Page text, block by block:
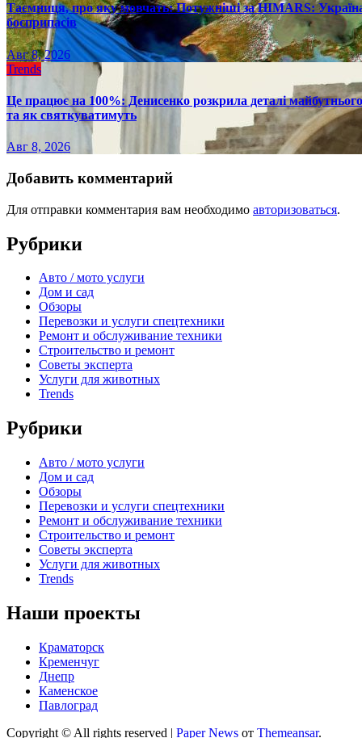
Таємниця, про яку мовчать: Потужніші за HIMARS:
боєприпасів
Авг 8, 2026
Trends
Це працює на 100%: Денисенко розкрила деталі майбутнього
та як святкуватимуть
Авг 8, 2026
Добавить комментарий
Для отправки комментария вам необходимо авторизоваться.
Рубрики
Авто / мото услуги
Дом и сад
Обзоры
Перевозки и услуги спецтехники
Ремонт и обслуживание техники
Строительство и ремонт
Советы эксперта
Услуги для животных
Trends
Рубрики
Авто / мото услуги
Дом и сад
Обзоры
Перевозки и услуги спецтехники
Ремонт и обслуживание техники
Строительство и ремонт
Советы эксперта
Услуги для животных
Trends
Наши проекты
Краматорск
Кременчуг
Днепр
Каменское
Павлоград
Copyright © All rights reserved | Paper News от Themeansar.